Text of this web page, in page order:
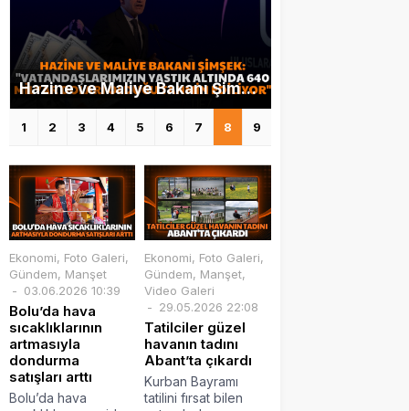
Hazine ve Maliye Bakanı Şimşek: “Vatandaşlarımızın yastık altında 640 milyar doları olduğu tahmin ediliyor”
1 2 3 4 5 6 7 8 9
Ekonomi, Foto Galeri,
Gündem, Manşet
03.06.2026 10:39
Bolu’da hava
sıcaklıklarının
artmasıyla
dondurma
satışları arttı
Bolu’da hava
Ekonomi, Foto Galeri,
Gündem, Manşet,
Video Galeri
29.05.2026 22:08
Tatilciler güzel
havanın tadını
Abant’ta çıkardı
Kurban Bayramı
tatilini fırsat bilen